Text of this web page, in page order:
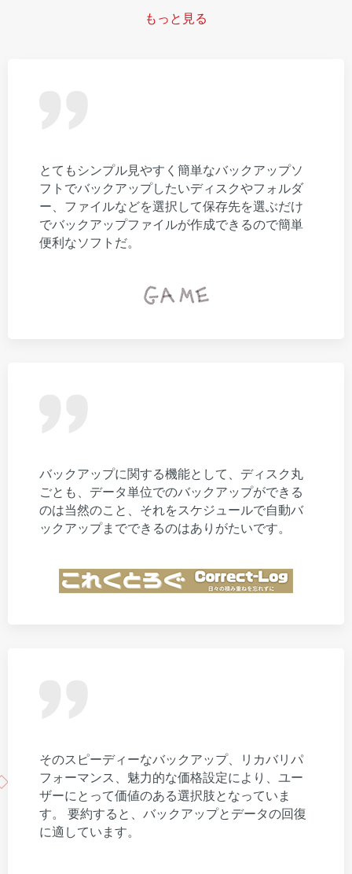
もっと見る
とてもシンプル見やすく簡単なバックアップソ
フトでバックアップしたいディスクやフォルダ
ー、ファイルなどを選択して保存先を選ぶだけ
でバックアップファイルが作成できるので簡単
便利なソフトだ。
バックアップに関する機能として、ディスク丸
ごとも、データ単位でのバックアップができる
のは当然のこと、それをスケジュールで自動バ
ックアップまでできるのはありがたいです。
そのスピーディーなバックアップ、リカバリパ
フォーマンス、魅力的な価格設定により、ユー
ザーにとって価値のある選択肢となっていま
す。 要約すると、バックアップとデータの回復
に適しています。